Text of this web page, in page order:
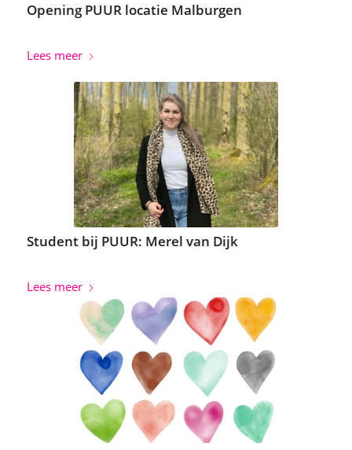
Opening PUUR locatie Malburgen
Lees meer
Student bij PUUR: Merel van Dijk
Lees meer